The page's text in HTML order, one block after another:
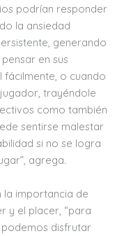
podrían responder
la ansiedad
generando
en sus
fácilmente, o cuando
trayéndole
como también
sentirse malestar
si no se logra
agrega.
la importancia de
y el placer, “para
disfrutar